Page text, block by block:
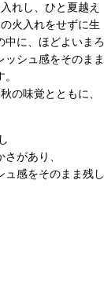
れし、ひと夏越え
火入れをせずに生
中に、ほどよいまろ
シュ感をそのまま
の味覚とともに、
があり、
をそのまま残し